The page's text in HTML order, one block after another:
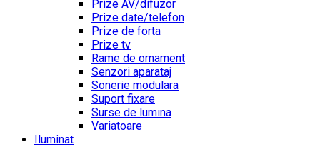
Prize AV/difuzor
Prize date/telefon
Prize de forta
Prize tv
Rame de ornament
Senzori aparataj
Sonerie modulara
Suport fixare
Surse de lumina
Variatoare
Iluminat